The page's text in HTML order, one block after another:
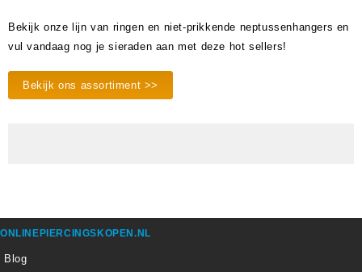
Bekijk onze lijn van ringen en niet-prikkende neptussenhangers en
vul vandaag nog je sieraden aan met deze hot sellers!
Bekijk ons assortiment >>
ONLINEPIERCINGSKOPEN.NL
Blog